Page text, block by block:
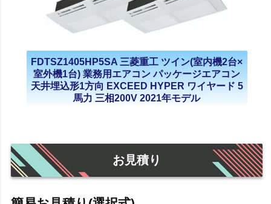
FDTSZ1405HP5SA 三菱重工 ツイン(室内機2台×
室外機1台) 業務用エアコン パッケージエアコン
天井埋込形1方向 EXCEED HYPER ワイヤード 5
馬力 三相200V 2021年モデル
お見積り